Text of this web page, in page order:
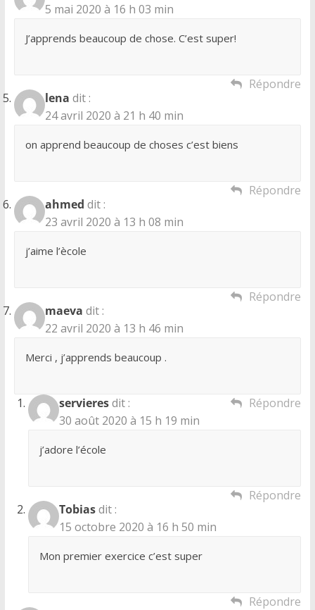
5 mai 2020 à 16 h 03 min
J’apprends beaucoup de chose. C’est super!
Répondre
lena dit :
24 avril 2020 à 21 h 40 min
on apprend beaucoup de choses c’est biens
Répondre
ahmed dit :
23 avril 2020 à 13 h 08 min
j’aime l’ècole
Répondre
maeva dit :
22 avril 2020 à 13 h 46 min
Merci , j’apprends beaucoup .
Répondre
servieresdit :
30 août 2020 à 15 h 19 min
j’adore l’école
Répondre
Tobiasdit :
15 octobre 2020 à 16 h 50 min
Mon premier exercice c’est super
Répondre